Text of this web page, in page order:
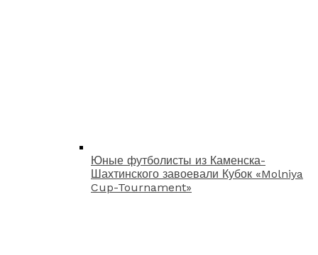
Юные футболисты из Каменска-
Шахтинского завоевали Кубок «Molniya
Cup-Tournament»